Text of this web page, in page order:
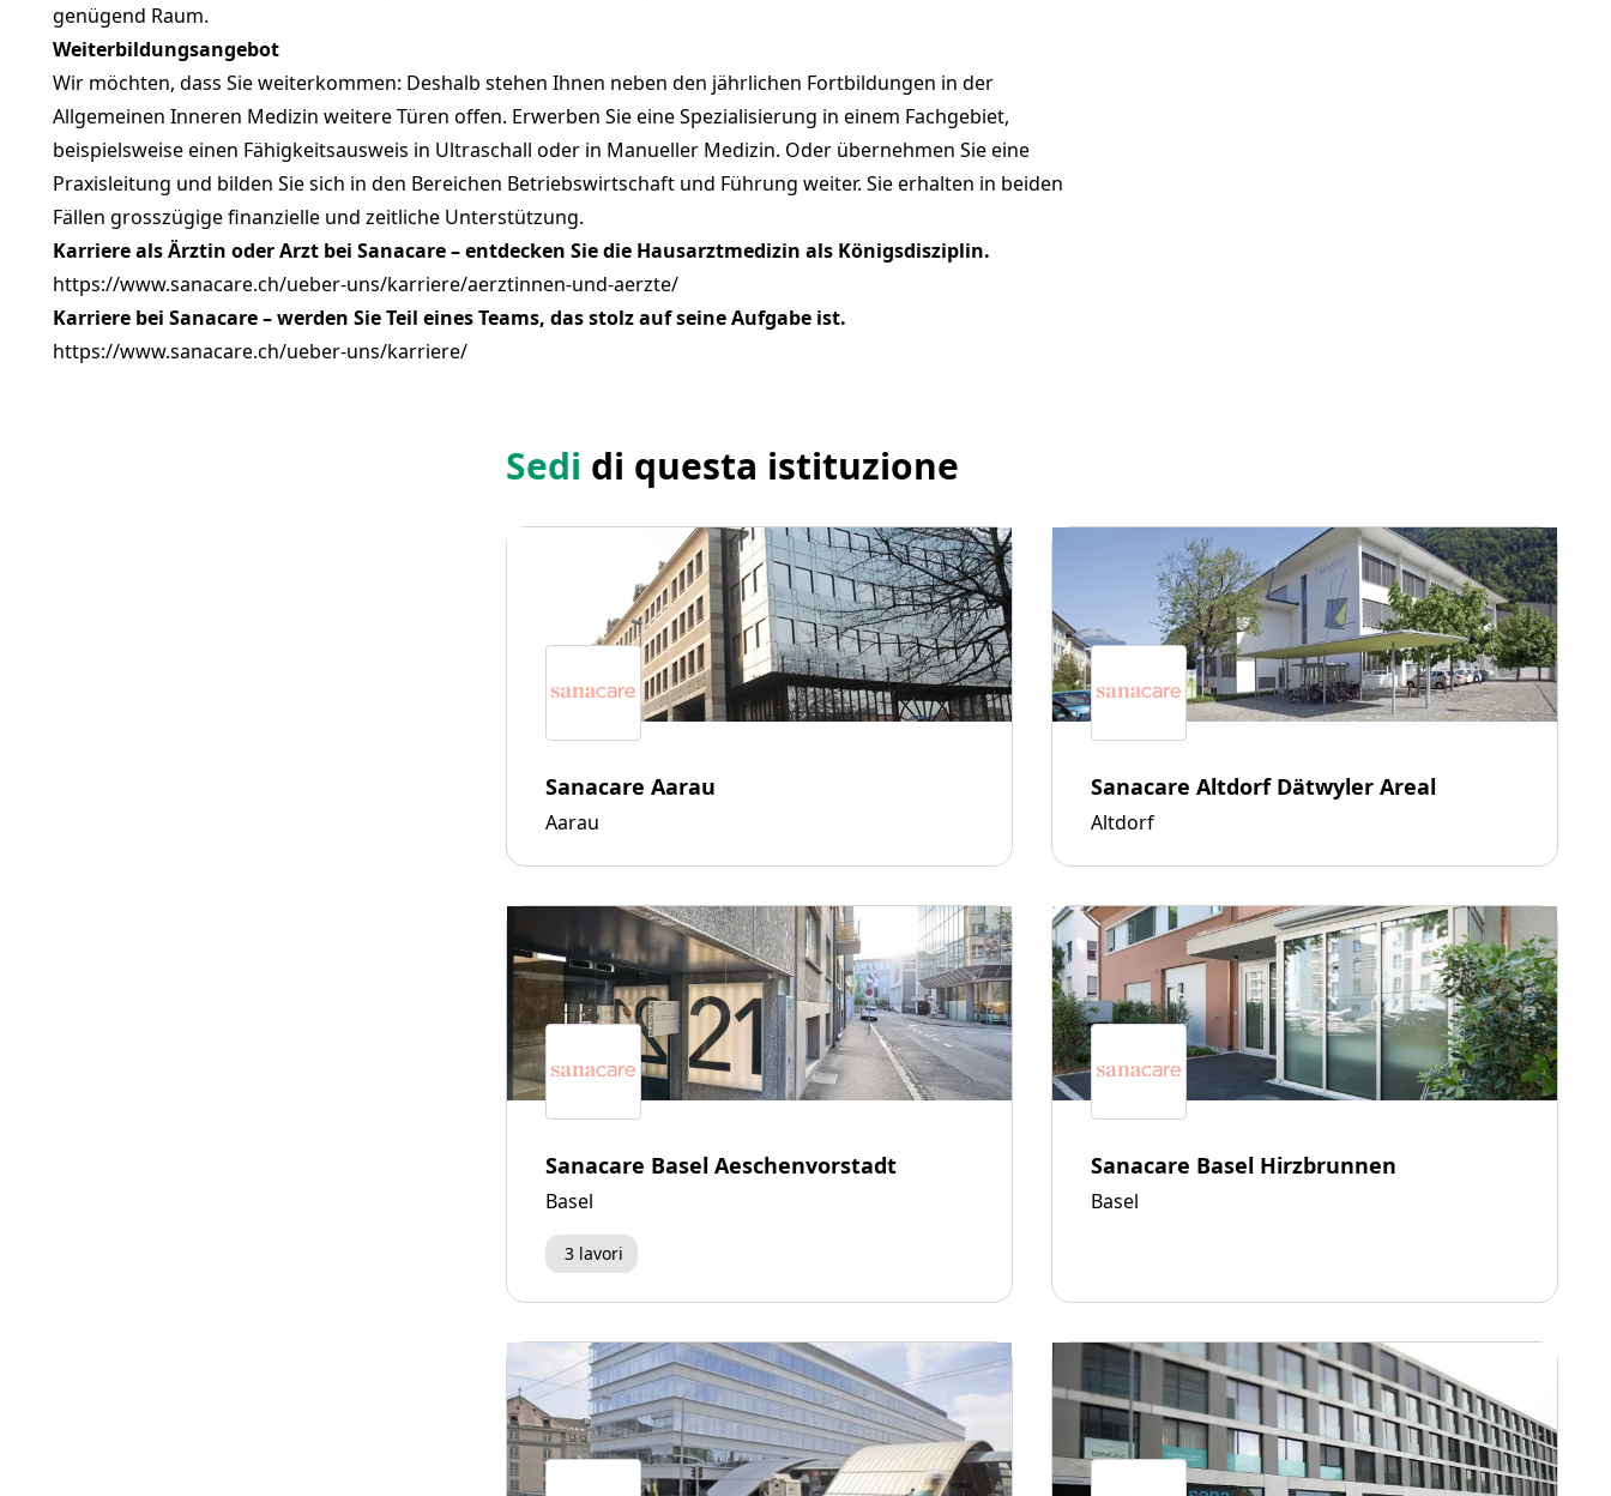
genügend Raum.
Wei­ter­bil­dungs­an­ge­bot
Wir möchten, dass Sie weiterkommen: Deshalb stehen Ihnen neben den jährlichen Fortbildungen in der
Allgemeinen Inneren Medizin weitere Türen offen. Erwerben Sie eine Spezialisierung in einem Fachgebiet,
beispielsweise einen Fähigkeitsausweis in Ultraschall oder in Manueller Medizin. Oder übernehmen Sie eine
Praxisleitung und bilden Sie sich in den Bereichen Betriebswirtschaft und Führung weiter. Sie erhalten in beiden
Fällen grosszügige finanzielle und zeitliche Unterstützung.
Karriere als Ärztin oder Arzt bei Sanacare – entdecken Sie die Hausarztmedizin als Königsdisziplin.
https://www.sanacare.ch/ueber-uns/karriere/aerztinnen-und-aerzte/
Karriere bei Sanacare – werden Sie Teil eines Teams, das stolz auf seine Aufgabe ist.
https://www.sanacare.ch/ueber-uns/karriere/
Sedi di questa istituzione
Sanacare Aarau
Aarau
Sanacare Altdorf Dätwyler Areal
Altdorf
Sanacare Basel Aeschenvorstadt
Basel
3 lavori
Sanacare Basel Hirzbrunnen
Basel